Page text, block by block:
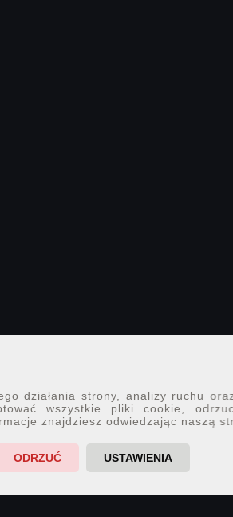
działania strony, analizy ruchu
wszystkie pliki cookie,
znajdziesz odwiedzając naszą
ODRZUĆ USTAWIENIA